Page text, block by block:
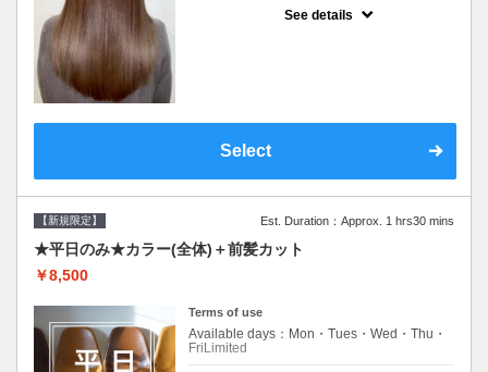
See details
Select
【新規限定】 Est. Duration：Approx. 1 hrs30 mins
★平日のみ★カラー(全体)＋前髪カット
￥8,500
Terms of use
Available days：Mon・Tues・Wed・Thu・
FriLimited